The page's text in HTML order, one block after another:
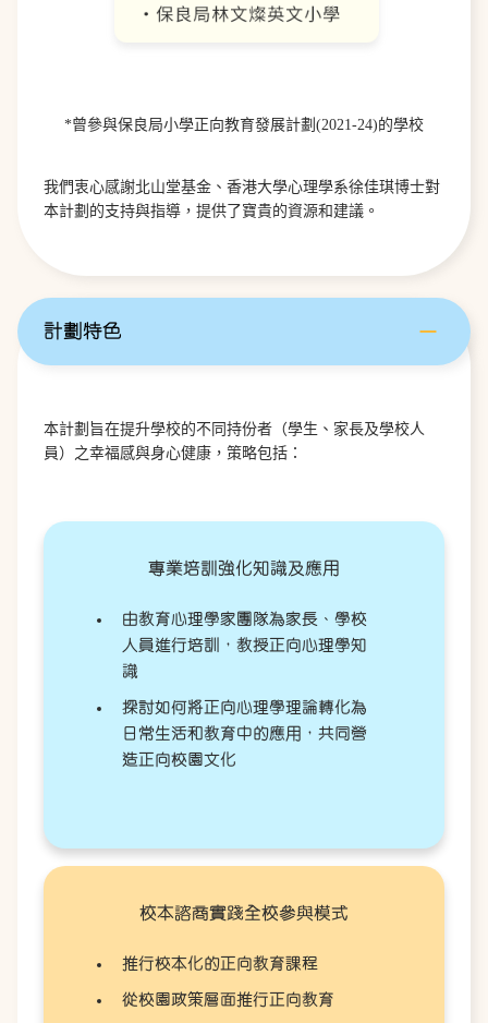
*曾參與保良局小學正向教育發展計劃(2021-24)的學校
我們衷心感謝北山堂基金、香港大學心理學系徐佳琪博士對
本計劃的支持與指導，提供了寶貴的資源和建議。
計劃特色
本計劃旨在提升學校的不同持份者（學生、家長及學校人
員）之幸福感與身心健康，策略包括：
專業培訓強化知識及應用
由教育心理學家團隊為家長、學校
人員進行培訓，教授正向心理學知
識
探討如何將正向心理學理論轉化為
日常生活和教育中的應用，共同營
造正向校園文化
校本諮商實踐全校參與模式
推行校本化的正向教育課程
從校園政策層面推行正向教育